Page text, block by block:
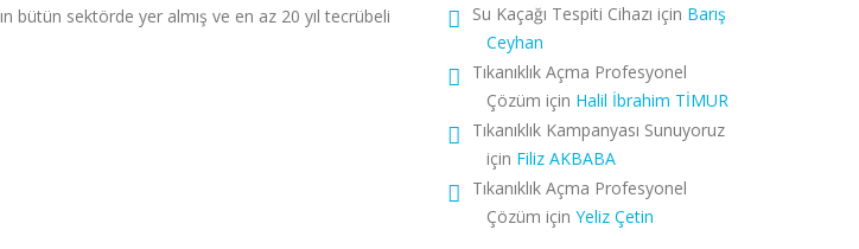
bütün sektörde yer almış ve en az 20 yıl tecrübeli
Su Kaçağı Tespiti Cihazı için Barış
Ceyhan
Tıkanıklık Açma Profesyonel
Çözüm için Halil İbrahim TİMUR
Tıkanıklık Kampanyası Sunuyoruz
için Filiz AKBABA
Tıkanıklık Açma Profesyonel
Çözüm için Yeliz Çetin